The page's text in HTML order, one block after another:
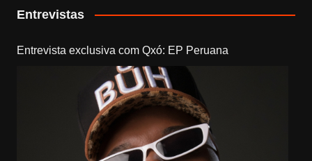
Entrevistas
Entrevista exclusiva com Qxó: EP Peruana